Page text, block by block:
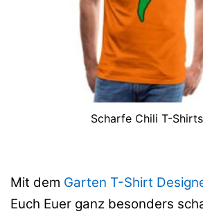
Scharfe Chili T-Shirts
Mit dem Garten T-Shirt
Euch Euer ganz besonders